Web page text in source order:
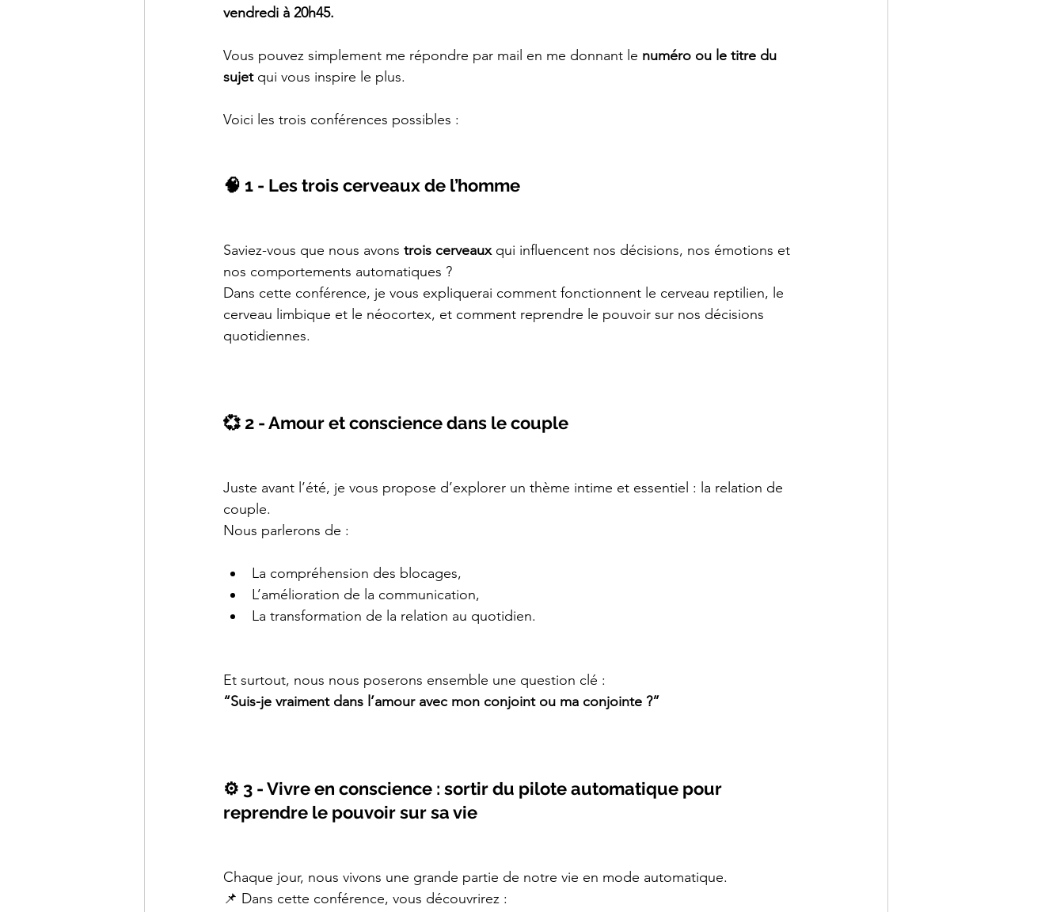
vendredi à 20h45.
Vous pouvez simplement me répondre par mail en me donnant le numéro ou le titre du
sujet qui vous inspire le plus.
Voici les trois conférences possibles :
🧠 1 - Les trois cerveaux de l’homme
Saviez-vous que nous avons trois cerveaux qui influencent nos décisions, nos émotions et
nos comportements automatiques ?
Dans cette conférence, je vous expliquerai comment fonctionnent le cerveau reptilien, le
cerveau limbique et le néocortex, et comment reprendre le pouvoir sur nos décisions
quotidiennes.
💞 2 - Amour et conscience dans le couple
Juste avant l’été, je vous propose d’explorer un thème intime et essentiel : la relation de
couple.
Nous parlerons de :
La compréhension des blocages,
L’amélioration de la communication,
La transformation de la relation au quotidien.
Et surtout, nous nous poserons ensemble une question clé :
“Suis-je vraiment dans l’amour avec mon conjoint ou ma conjointe ?”
⚙️ 3 - Vivre en conscience : sortir du pilote automatique pour
reprendre le pouvoir sur sa vie
Chaque jour, nous vivons une grande partie de notre vie en mode automatique.
📌 Dans cette conférence, vous découvrirez :